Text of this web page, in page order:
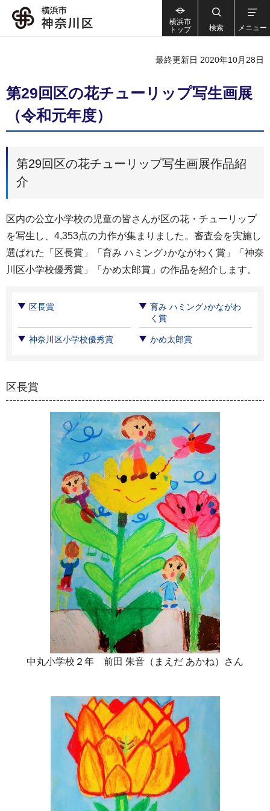
横浜市
トップ
検索 メニュー
最終更新日 2020年10月28日
第29回区の花チューリップ写生画展
（令和元年度）
第29回区の花チューリップ写生画展作品紹
介
区内の公立小学校の児童の皆さんが区の花・チューリップ
を写生し、4,353点の力作が集まりました。審査会を実施し
選ばれた「区長賞」「育み ハミング♪かながわく賞」「神奈
川区小学校優秀賞」「かめ太郎賞」の作品を紹介します。
区長賞
育み ハミング♪かながわ
く賞
神奈川区小学校優秀賞 かめ太郎賞
区長賞
中丸小学校２年 前田 朱音（まえだ あかね）さん